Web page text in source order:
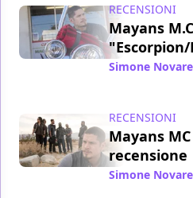
RECENSIONI
Mayans
Simone
RECENSIONI
Mayans
recensione
Simone